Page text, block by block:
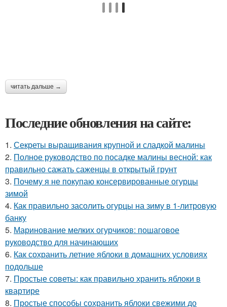
читать дальше →
Последние обновления на сайте:
1. Секреты выращивания крупной и сладкой малины
2. Полное руководство по посадке малины весной: как
правильно сажать саженцы в открытый грунт
3. Почему я не покупаю консервированные огурцы
зимой
4. Как правильно засолить огурцы на зиму в 1-литровую
банку
5. Маринование мелких огурчиков: пошаговое
руководство для начинающих
6. Как сохранить летние яблоки в домашних условиях
подольше
7. Простые советы: как правильно хранить яблоки в
квартире
8. Простые способы сохранить яблоки свежими до